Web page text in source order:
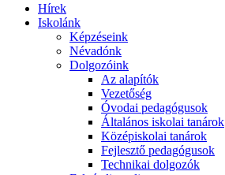
Hírek
Iskolánk
Képzéseink
Névadónk
Dolgozóink
Az alapítók
Vezetőség
Óvodai pedagógusok
Általános iskolai tanárok
Középiskolai tanárok
Fejlesztő pedagógusok
Technikai dolgozók